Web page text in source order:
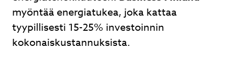
myöntää energiatukea, joka kattaa
tyypillisesti 15-25% investoinnin
kokonaiskustannuksista.